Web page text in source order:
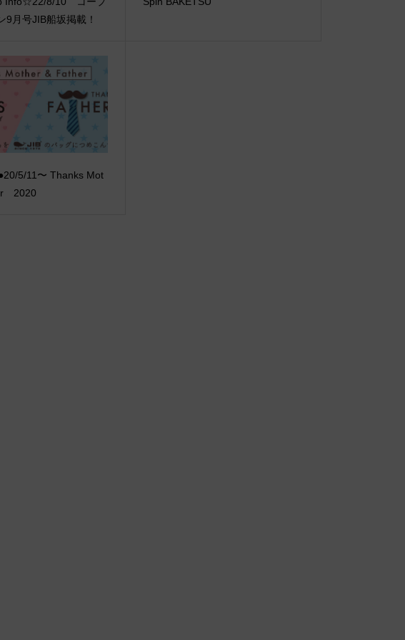
9月号JIB船坂掲載！
5/11〜 Thanks Mot
2020